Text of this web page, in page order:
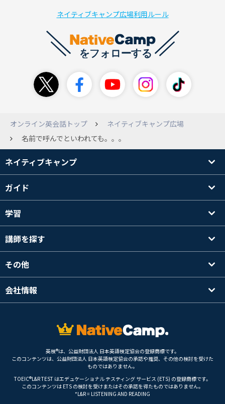
ネイティブキャンプ広場利用ルール
オンライン英会話トップ
ネイティブキャンプ広場
名前で呼んでといわれても。。。
ネイティブキャンプ
ガイド
学習
講師を探す
その他
会社情報
英検®は、公益財団法人 日本英語検定協会の登録商標です。
このコンテンツは、公益財団法人 日本英語検定協会の承認や推奨、その他の検討を受けた
ものではありません。
TOEIC®L&R TEST はエデュケーショナル テスティング サービス (ETS) の登録商標です。
このコンテンツは ETS の検討を受けまたはその承認を得たものではありません。
*L&R = LISTENING AND READING